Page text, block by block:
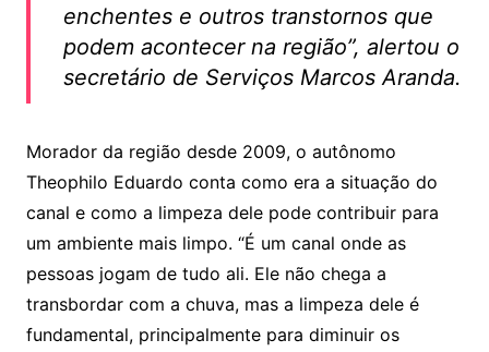
enchentes e outros transtornos que
podem acontecer na região”, alertou o
secretário de Serviços Marcos Aranda.
Morador da região desde 2009, o autônomo
Theophilo Eduardo conta como era a situação do
canal e como a limpeza dele pode contribuir para
um ambiente mais limpo. “É um canal onde as
pessoas jogam de tudo ali. Ele não chega a
transbordar com a chuva, mas a limpeza dele é
fundamental, principalmente para diminuir os